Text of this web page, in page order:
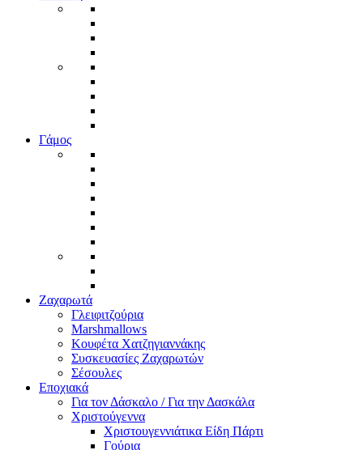
Γάμος
Ζαχαρωτά
Γλειφιτζούρια
Marshmallows
Κουφέτα Χατζηγιαννάκης
Συσκευασίες Ζαχαρωτών
Σέσουλες
Εποχιακά
Για τον Δάσκαλο / Για την Δασκάλα
Χριστούγεννα
Χριστουγεννιάτικα Είδη Πάρτι
Γούρια